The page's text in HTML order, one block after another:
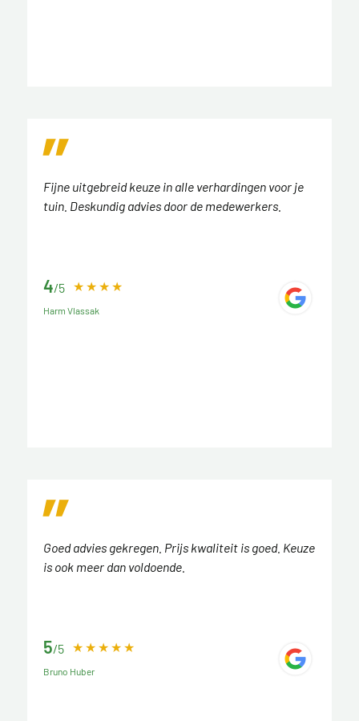
Fijne uitgebreid keuze in alle verhardingen voor je
tuin. Deskundig advies door de medewerkers.
4/5
Harm Vlassak
Goed advies gekregen. Prijs kwaliteit is goed. Keuze
is ook meer dan voldoende.
5/5
Bruno Huber